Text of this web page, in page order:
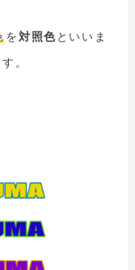
を 対照色 といいま
。